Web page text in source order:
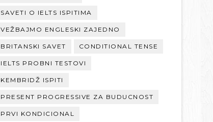
SAVETI O IELTS ISPITIMA
VEŽBAJMO ENGLESKI ZAJEDNO
BRITANSKI SAVET CONDITIONAL TENSE
IELTS PROBNI TESTOVI
KEMBRIDŽ ISPITI
PRESENT PROGRESSIVE ZA BUDUCNOST
PRVI KONDICIONAL